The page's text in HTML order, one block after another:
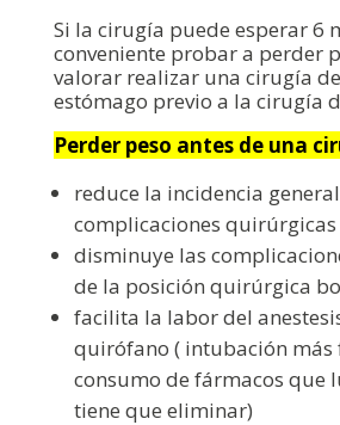
Si la cirugía puede esperar 6
conveniente probar a perder
valorar realizar una cirugía
estómago previo a la cirugía
Perder peso antes de una
reduce la incidencia
complicaciones quirúrgicas
disminuye las
de la posición quirúrgica
facilita la labor del
quirófano ( intubación más
consumo de fármacos que
tiene que eliminar)